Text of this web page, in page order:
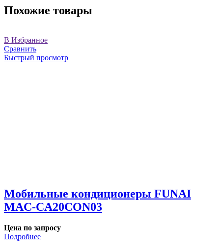
Похожие товары
В Избранное
Сравнить
Быстрый просмотр
Мобильные кондиционеры FUNAI
MAC-CA20CON03
Цена по запросу
Подробнее